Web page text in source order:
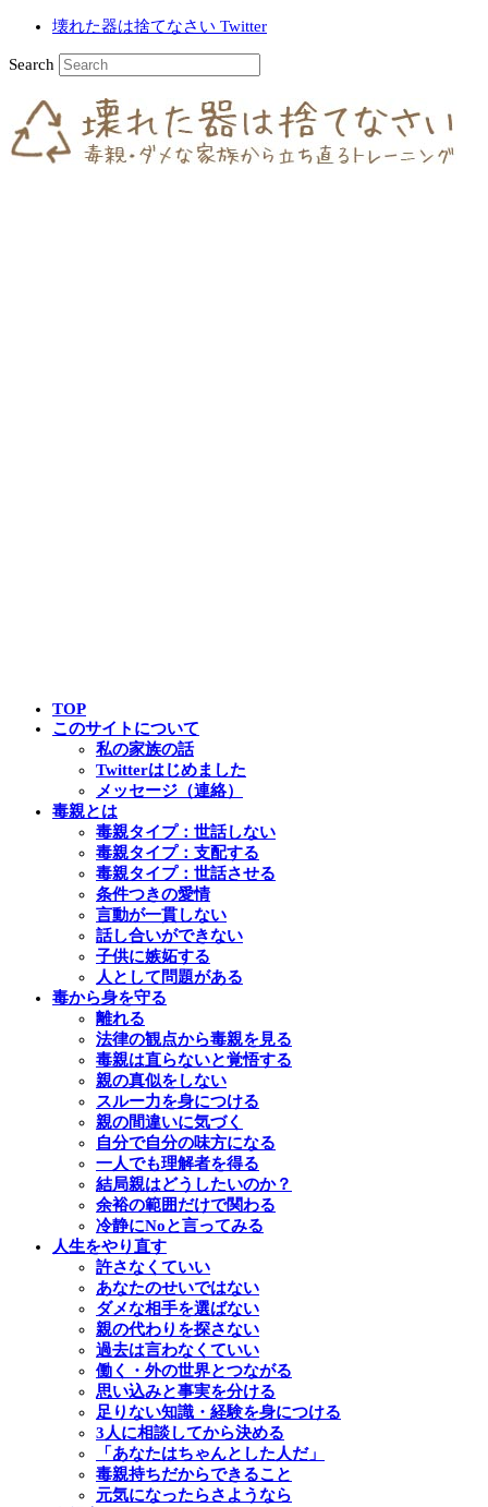
壊れた器は捨てなさい Twitter
Search
TOP
このサイトについて
私の家族の話
Twitterはじめました
メッセージ（連絡）
毒親とは
毒親タイプ：世話しない
毒親タイプ：支配する
毒親タイプ：世話させる
条件つきの愛情
言動が一貫しない
話し合いができない
子供に嫉妬する
人として問題がある
毒から身を守る
離れる
法律の観点から毒親を見る
毒親は直らないと覚悟する
親の真似をしない
スルー力を身につける
親の間違いに気づく
自分で自分の味方になる
一人でも理解者を得る
結局親はどうしたいのか？
余裕の範囲だけで関わる
冷静にNoと言ってみる
人生をやり直す
許さなくていい
あなたのせいではない
ダメな相手を選ばない
親の代わりを探さない
過去は言わなくていい
働く・外の世界とつながる
思い込みと事実を分ける
足りない知識・経験を身につける
3人に相談してから決める
「あなたはちゃんとした人だ」
毒親持ちだからできること
元気になったらさようなら